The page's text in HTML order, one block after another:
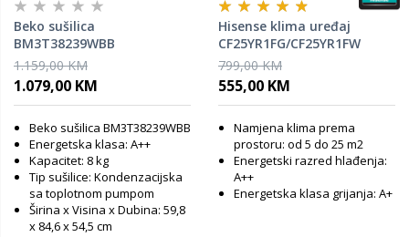
Beko sušilica
BM3T38239WBB
1.159,00 KM
1.079,00 KM
Beko sušilica BM3T38239WBB
Energetska klasa: A++
Kapacitet: 8 kg
Tip sušilice: Kondenzacijska
sa toplotnom pumpom
Širina x Visina x Dubina: 59,8
x 84,6 x 54,5 cm
Hisense klima uređaj
CF25YR1FG/CF25YR1FW
Expert Smart 9K
799,00 KM
555,00 KM
Namjena klima prema
prostoru: od 5 do 25 m2
Energetski razred hlađenja:
A++
Energetska klasa grijanja: A+